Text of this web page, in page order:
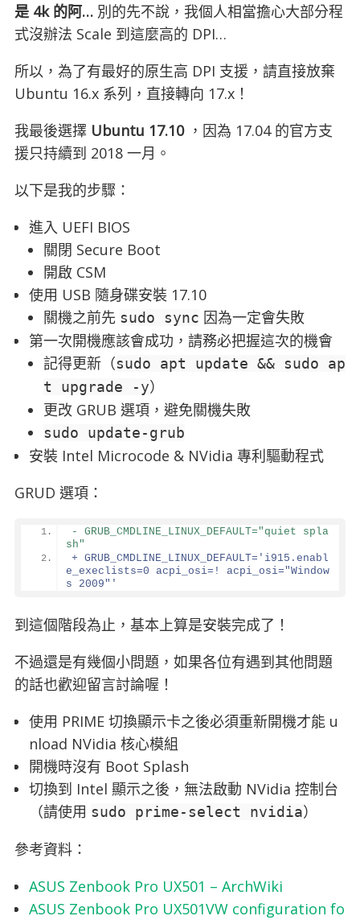
是 4k 的阿… 別的先不說，我個人相當擔心大部分程
式沒辦法 Scale 到這麼高的 DPI…
所以，為了有最好的原生高 DPI 支援，請直接放棄
Ubuntu 16.x 系列，直接轉向 17.x！
我最後選擇 Ubuntu 17.10，因為 17.04 的官方支
援只持續到 2018 一月。
以下是我的步驟：
進入 UEFI BIOS
關閉 Secure Boot
開啟 CSM
使用 USB 隨身碟安裝 17.10
關機之前先 sudo sync 因為一定會失敗
第一次開機應該會成功，請務必把握這次的機會
記得更新（sudo apt update && sudo ap
t upgrade -y）
更改 GRUB 選項，避免關機失敗
sudo update-grub
安裝 Intel Microcode & NVidia 專利驅動程式
GRUD 選項：
- GRUB_CMDLINE_LINUX_DEFAULT="quiet spla
sh"
+ GRUB_CMDLINE_LINUX_DEFAULT='i915.enabl
e_execlists=0 acpi_osi=! acpi_osi="Window
s 2009"'
到這個階段為止，基本上算是安裝完成了！
不過還是有幾個小問題，如果各位有遇到其他問題
的話也歡迎留言討論喔！
使用 PRIME 切換顯示卡之後必須重新開機才能 u
nload NVidia 核心模組
開機時沒有 Boot Splash
切換到 Intel 顯示之後，無法啟動 NVidia 控制台
（請使用 sudo prime-select nvidia）
參考資料：
ASUS Zenbook Pro UX501 – ArchWiki
ASUS Zenbook Pro UX501VW configuration fo